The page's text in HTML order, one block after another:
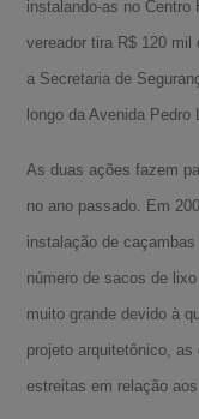
instalando-as no
vereador tira R$ 120
a Secretaria de
longo da Avenida Pedro
As duas ações fazem
no ano passado. Em
instalação de
número de sacos de
muito grande devido à
projeto arquitetônico,
estreitas em relação